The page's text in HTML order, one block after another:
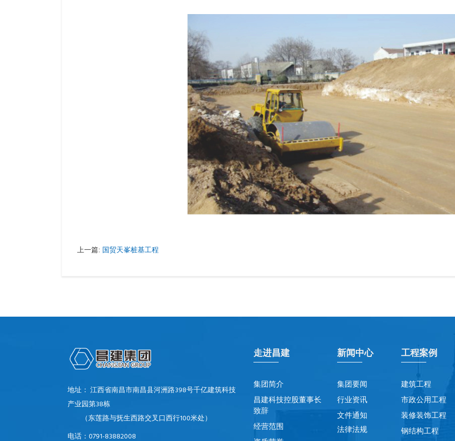
上一篇: 国贸天峯桩基工程
地址： 江西省南昌市南昌县河洲路398号千亿建筑科技
产业园第38栋
（东莲路与抚生西路交叉口西行100米处）
电话：0791-83882008
走进昌建
集团简介
昌建科技控股董事长
致辞
经营范围
新闻中心
集团要闻
行业资讯
文件通知
法律法规
工程案例
建筑工程
市政公用工程
装修装饰工程
钢结构工程